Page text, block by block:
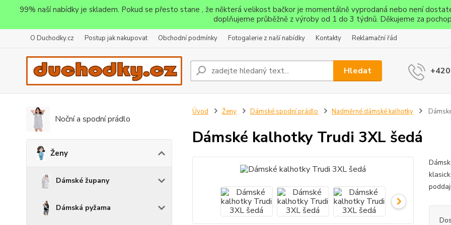
99% naší nabídky je skladem. Pokud se přesto stane , že některá velikost bačkor je momentálně vyprodaná nebo není
doplňujeme průběžně z výroby od 1 do 3 týdnů. Děkujeme za
O Duchodky.cz Postup jak nakupovat Obchodní podmínky Fotogalerie z naší nabídky Kontakty Reklamační řád
Hledat
Noční a spodní prádlo
Ženy
Dámské župany
Dámská pyžama
Úvod Ženy Dámské spodní prádlo Nadměrné dámské kalhotky
Dámské kalhotky Trudi 3XL šedá